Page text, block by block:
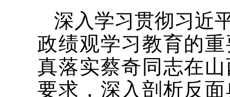
深入学习贯彻习近
政绩观学习教育的
真落实蔡奇同志在
要求，深入剖析反